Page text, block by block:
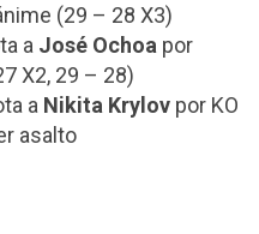
(29 – 28 X3)
a José Ochoa por
X2, 29 – 28)
a Nikita Krylov por KO
asalto